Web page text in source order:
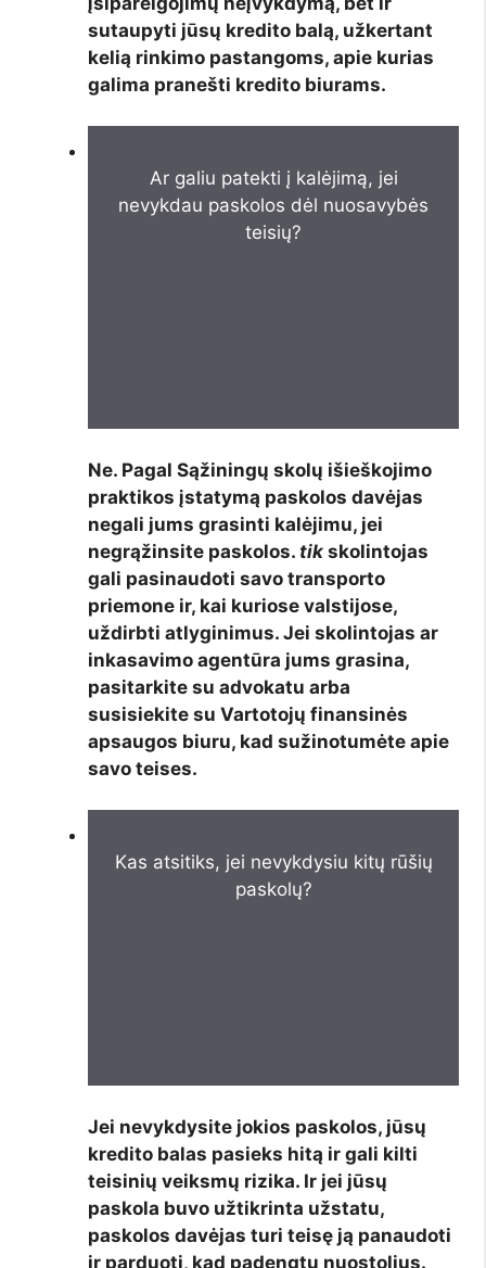
sutaupyti jūsų kredito balą, užkertant
kelią rinkimo pastangoms, apie kurias
galima pranešti kredito biurams.
Ar galiu patekti į kalėjimą, jei
nevykdau paskolos dėl nuosavybės
teisių?
Ne. Pagal Sąžiningų skolų išieškojimo
praktikos įstatymą paskolos davėjas
negali jums grasinti kalėjimu, jei
negrąžinsite paskolos. tik skolintojas
gali pasinaudoti savo transporto
priemone ir, kai kuriose valstijose,
uždirbti atlyginimus. Jei skolintojas ar
inkasavimo agentūra jums grasina,
pasitarkite su advokatu arba
susisiekite su Vartotojų finansinės
apsaugos biuru, kad sužinotumėte apie
savo teises.
Kas atsitiks, jei nevykdysiu kitų rūšių
paskolų?
Jei nevykdysite jokios paskolos, jūsų
kredito balas pasieks hitą ir gali kilti
teisinių veiksmų rizika. Ir jei jūsų
paskola buvo užtikrinta užstatu,
paskolos davėjas turi teisę ją panaudoti
ir parduoti, kad padengtų nuostolius.